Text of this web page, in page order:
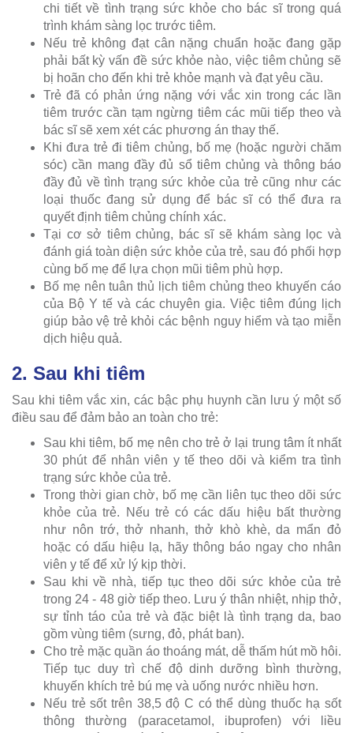
chi tiết về tình trạng sức khỏe cho bác sĩ trong quá
trình khám sàng lọc trước tiêm.
Nếu trẻ không đạt cân nặng chuẩn hoặc đang gặp
phải bất kỳ vấn đề sức khỏe nào, việc tiêm chủng sẽ
bị hoãn cho đến khi trẻ khỏe mạnh và đạt yêu cầu.
Trẻ đã có phản ứng nặng với vắc xin trong các lần
tiêm trước cần tạm ngừng tiêm các mũi tiếp theo và
bác sĩ sẽ xem xét các phương án thay thế.
Khi đưa trẻ đi tiêm chủng, bố mẹ (hoặc người chăm
sóc) cần mang đầy đủ sổ tiêm chủng và thông báo
đầy đủ về tình trạng sức khỏe của trẻ cũng như các
loại thuốc đang sử dụng để bác sĩ có thể đưa ra
quyết định tiêm chủng chính xác.
Tại cơ sở tiêm chủng, bác sĩ sẽ khám sàng lọc và
đánh giá toàn diện sức khỏe của trẻ, sau đó phối hợp
cùng bố mẹ để lựa chọn mũi tiêm phù hợp.
Bố mẹ nên tuân thủ lịch tiêm chủng theo khuyến cáo
của Bộ Y tế và các chuyên gia. Việc tiêm đúng lịch
giúp bảo vệ trẻ khỏi các bệnh nguy hiểm và tạo miễn
dịch hiệu quả.
2. Sau khi tiêm
Sau khi tiêm vắc xin, các bậc phụ huynh cần lưu ý một số
điều sau để đảm bảo an toàn cho trẻ:
Sau khi tiêm, bố mẹ nên cho trẻ ở lại trung tâm ít nhất
30 phút để nhân viên y tế theo dõi và kiểm tra tình
trạng sức khỏe của trẻ.
Trong thời gian chờ, bố mẹ cần liên tục theo dõi sức
khỏe của trẻ. Nếu trẻ có các dấu hiệu bất thường
như nôn trớ, thở nhanh, thở khò khè, da mẩn đỏ
hoặc có dấu hiệu lạ, hãy thông báo ngay cho nhân
viên y tế để xử lý kịp thời.
Sau khi về nhà, tiếp tục theo dõi sức khỏe của trẻ
trong 24 - 48 giờ tiếp theo. Lưu ý thân nhiệt, nhịp thở,
sự tỉnh táo của trẻ và đặc biệt là tình trạng da, bao
gồm vùng tiêm (sưng, đỏ, phát ban).
Cho trẻ mặc quần áo thoáng mát, dễ thấm hút mồ hôi.
Tiếp tục duy trì chế độ dinh dưỡng bình thường,
khuyến khích trẻ bú mẹ và uống nước nhiều hơn.
Nếu trẻ sốt trên 38,5 độ C có thể dùng thuốc hạ sốt
thông thường (paracetamol, ibuprofen) với liều